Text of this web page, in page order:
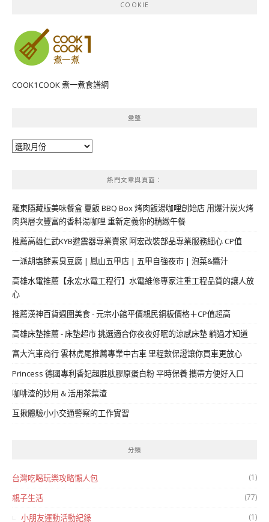
COOKIE
COOK1COOK 煮一煮食譜網
彙整
彙
熱門文章與頁面︰
羅東隱藏版美味餐盒 夏飯 BBQ Box 烤肉飯湯咖哩創始店 用爆汁炭火烤
肉與層次豐富的香料湯咖哩 重新定義你的精緻午餐
推薦高雄仁武KYB避震器專業賣家 阿宏改裝部品專業服務細心 CP值
一派胡塩酵素臭豆腐 | 鳳山五甲店 | 五甲自強夜市 | 泡菜&醬汁
高雄水電推薦【永宏水電工程行】水電維修專家注重工程品質的讓人放
心
推薦漢神百貨週圍美食 - 元宗小館平價親民銅板價格＋CP值超高
高雄床墊推薦 - 床墊超市 挑選適合你夜夜好眠的涼感床墊 躺過才知道
富大汽車商行 雲林虎尾推薦專業中古車 里程數保證讓你買車更放心
Princess 德國專利香妃超胜肽膠原蛋白粉 平時保養 攜帶方便好入口
咖啡渣的妙用 & 活用茶葉渣
互揪體驗小小交通警察的工作實習
分類
台灣吃喝玩樂攻略懶人包 (1)
親子生活 (77)
小朋友運動活動紀錄 (1)